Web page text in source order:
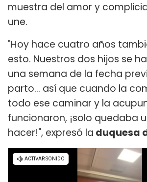
muestra del amor y
une.
"Hoy hace cuatro años
esto. Nuestros dos hijos se
una semana de la fecha
parto... así que cuando la
todo ese caminar y la
funcionaron, ¡solo quedaba
hacer!", expresó la duquesa